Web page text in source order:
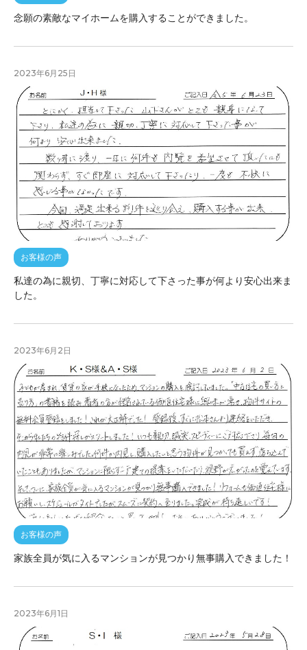
念願の素敵なマイホームを購入することができました。
2023年6月25日
お客様の声
私達の為に親切、丁寧に対応して下さった事が何より安心出来ま
した。
2023年6月2日
お客様の声
家族全員が気に入るマンションが見つかり無事購入できました！
2023年6月1日